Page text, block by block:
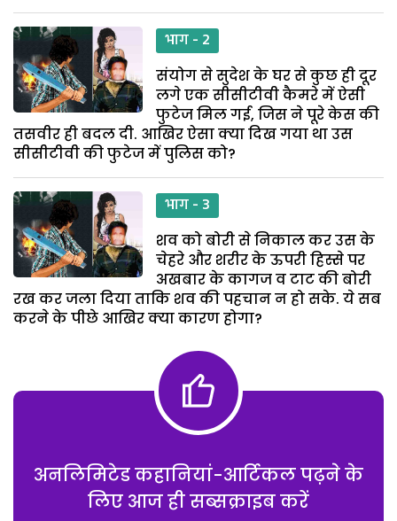
भाग - 2
संयोग से सुदेश के घर से कुछ ही दूर
लगे एक सीसीटीवी कैमरे में ऐसी
फुटेज मिल गई, जिस ने पूरे केस की
तसवीर ही बदल दी. आखिर ऐसा क्या दिख गया था उस
सीसीटीवी की फुटेज में पुलिस को?
भाग - 3
शव को बोरी से निकाल कर उस के
चेहरे और शरीर के ऊपरी हिस्से पर
अखबार के कागज व टाट की बोरी
रख कर जला दिया ताकि शव की पहचान न हो सके. ये सब
करने के पीछे आखिर क्या कारण होगा?
अनलिमिटेड कहानियां-आर्टिकल पढ़ने के
लिए आज ही सब्सक्राइब करें